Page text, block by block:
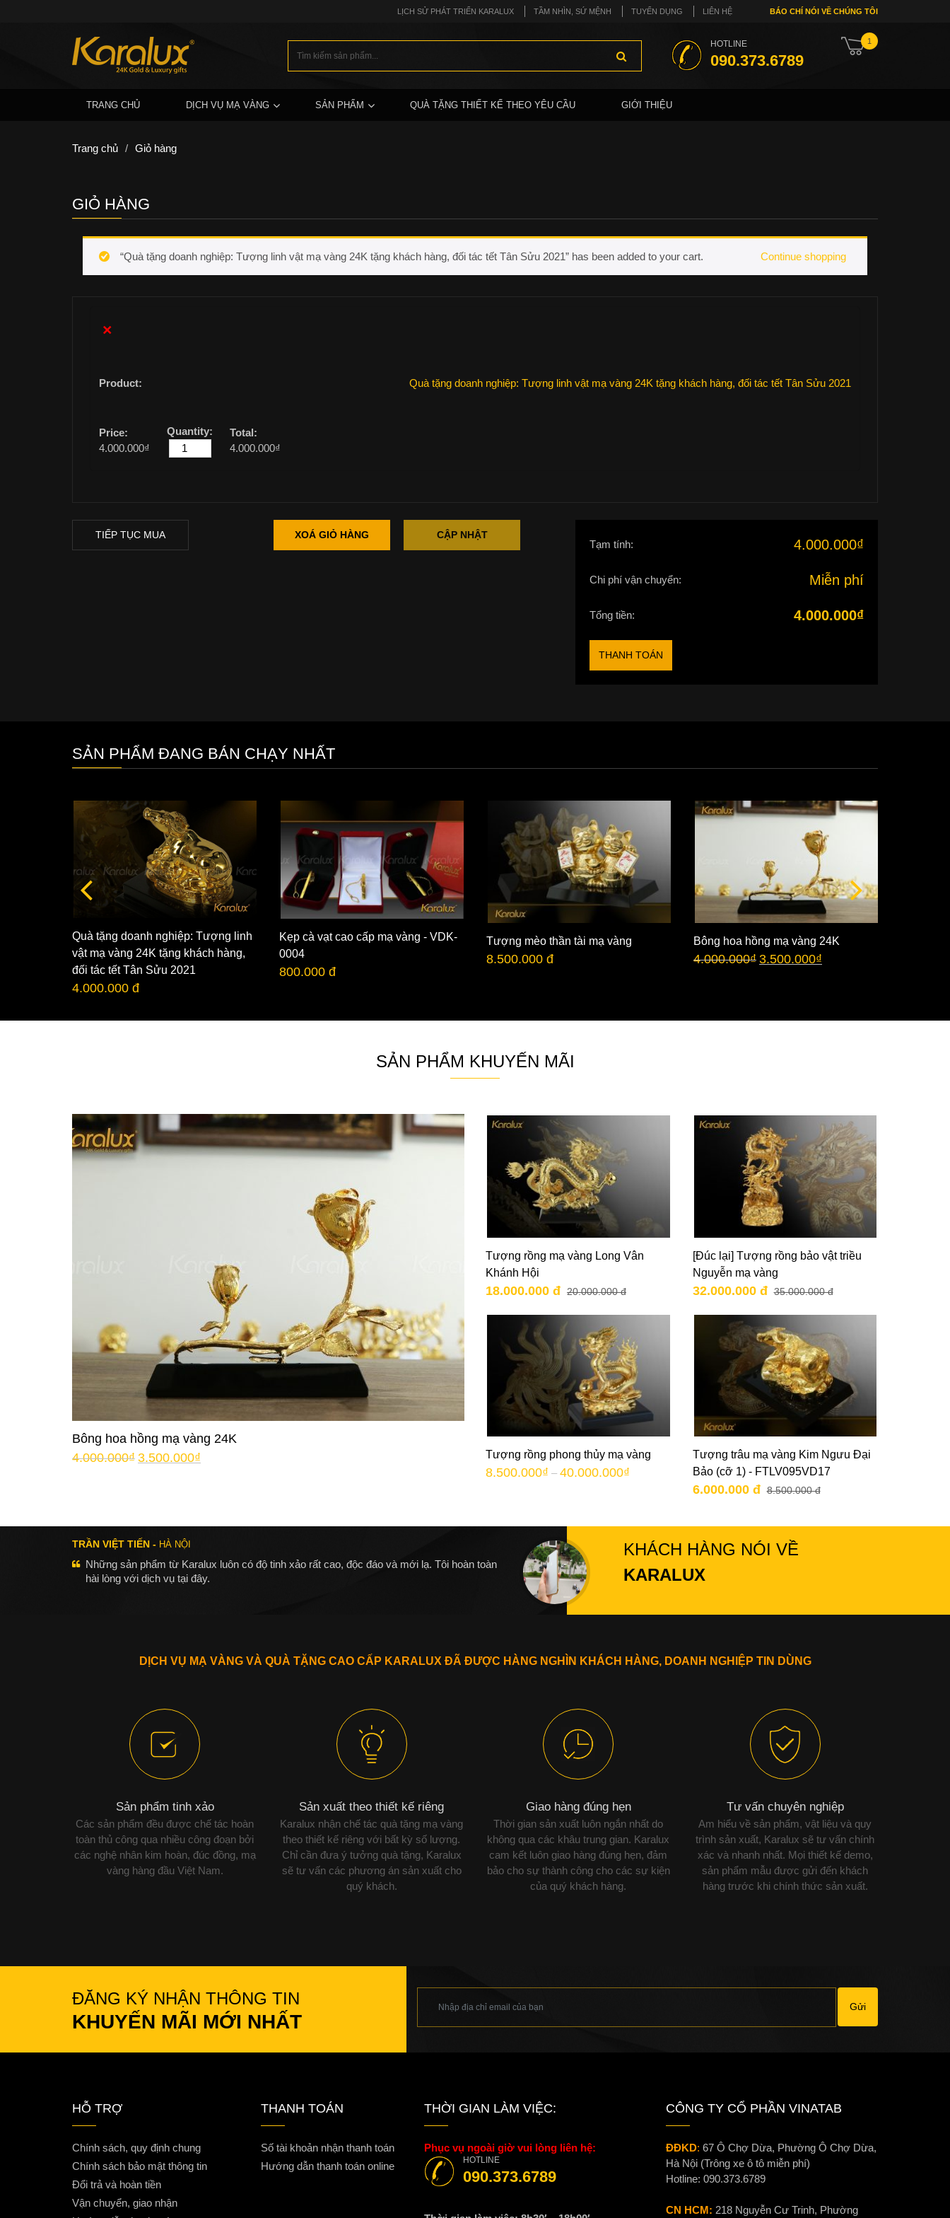
LỊCH SỬ PHÁT TRIỂN KARALUX TẦM NHÌN, SỨ MỆNH TUYỂN DỤNG LIÊN HỆ BÁO CHÍ NÓI VỀ CHÚNG TÔI
HOTLINE
090.373.6789
1
TRANG CHỦ DỊCH VỤ MẠ VÀNG SẢN PHẨM QUÀ TẶNG THIẾT KẾ THEO YÊU CẦU GIỚI THIỆU
Trang chủ / Giỏ hàng
GIỎ HÀNG
Continue shopping
“Quà tặng doanh nghiệp: Tượng linh vật mạ vàng 24K tặng khách hàng, đối tác tết Tân Sửu 2021” has been added to your cart.
×
Quà tặng doanh nghiệp: Tượng linh vật mạ vàng 24K tặng khách hàng, đối tác tết Tân Sửu 2021
4.000.000₫ 4.000.000₫
Tạm tính: 4.000.000₫
Chi phí vận chuyển: Miễn phí
Tổng tiền: 4.000.000₫
THANH TOÁN
TIẾP TỤC MUA XOÁ GIỎ HÀNG CẬP NHẬT
SẢN PHẨM ĐANG BÁN CHẠY NHẤT
Quà tặng doanh nghiệp: Tượng linh
vật mạ vàng 24K tặng khách hàng,
đối tác tết Tân Sửu 2021
4.000.000 đ
Kẹp cà vạt cao cấp mạ vàng - VDK-
0004
800.000 đ
Tượng mèo thần tài mạ vàng
8.500.000 đ
Bông hoa hồng mạ vàng 24K
4.000.000₫ 3.500.000₫
SẢN PHẨM KHUYẾN MÃI
Bông hoa hồng mạ vàng 24K
4.000.000₫ 3.500.000₫
Tượng rồng mạ vàng Long Vân
Khánh Hội
18.000.000 đ 20.000.000 đ
[Đúc lại] Tượng rồng bảo vật triều
Nguyễn mạ vàng
32.000.000 đ 35.000.000 đ
Tượng rồng phong thủy mạ vàng
8.500.000₫ – 40.000.000₫
Tượng trâu mạ vàng Kim Ngưu Đại
Bảo (cỡ 1) - FTLV095VD17
6.000.000 đ 8.500.000 đ
KHÁCH HÀNG NÓI VỀ
KARALUX
TRẦN VIỆT TIẾN - HÀ NỘI
Những sản phẩm từ Karalux luôn có độ tinh xảo rất cao, độc đáo và mới lạ. Tôi hoàn toàn
hài lòng với dịch vụ tại đây.
DỊCH VỤ MẠ VÀNG VÀ QUÀ TẶNG CAO CẤP KARALUX ĐÃ ĐƯỢC HÀNG NGHÌN KHÁCH HÀNG, DOANH NGHIỆP TIN DÙNG
Sản phẩm tinh xảo
Các sản phẩm đều được chế tác hoàn
toàn thủ công qua nhiều công đoạn bởi
các nghệ nhân kim hoàn, đúc đồng, mạ
vàng hàng đầu Việt Nam.
Sản xuất theo thiết kế riêng
Karalux nhận chế tác quà tặng mạ vàng
theo thiết kế riêng với bất kỳ số lượng.
Chỉ cần đưa ý tưởng quà tặng, Karalux
sẽ tư vấn các phương án sản xuất cho
quý khách.
Giao hàng đúng hẹn
Thời gian sản xuất luôn ngắn nhất do
không qua các khâu trung gian. Karalux
cam kết luôn giao hàng đúng hẹn, đảm
bảo cho sự thành công cho các sự kiện
của quý khách hàng.
Tư vấn chuyên nghiệp
Am hiểu về sản phẩm, vật liệu và quy
trình sản xuất, Karalux sẽ tư vấn chính
xác và nhanh nhất. Mọi thiết kế demo,
sản phẩm mẫu được gửi đến khách
hàng trước khi chính thức sản xuất.
ĐĂNG KÝ NHẬN THÔNG TIN
KHUYẾN MÃI MỚI NHẤT
Gửi
HỖ TRỢ
Chính sách, quy định chung
Chính sách bảo mật thông tin
Đổi trả và hoàn tiền
Vận chuyển, giao nhận
THANH TOÁN
Số tài khoản nhận thanh toán
Hướng dẫn thanh toán online
THỜI GIAN LÀM VIỆC:
Phục vụ ngoài giờ vui lòng liên hệ:
HOTLINE
090.373.6789
CÔNG TY CỔ PHẦN VINATAB
ĐĐKD: 67 Ô Chợ Dừa, Phường Ô Chợ Dừa,
Hà Nội (Trông xe ô tô miễn phí)
Hotline: 090.373.6789
CN HCM: 218 Nguyễn Cư Trinh, Phường